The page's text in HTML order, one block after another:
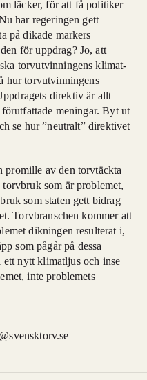
läcker, för att få politiker
har regeringen gett
på dikade markers
för uppdrag? Jo, att
torvutvinningens klimat-
hur torvutvinningens
direktiv är allt
meningar. Byt ut
se hur ”neutralt” direktivet
promille av den torvtäckta
som är problemet,
som staten gett bidrag
Torvbranschen kommer att
dikningen resulterat i,
som pågår på dessa
ett nytt klimatljus och inse
inte problemets